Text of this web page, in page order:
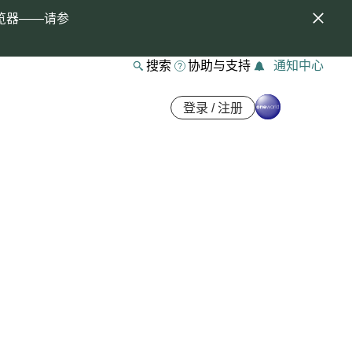
览器——请参
搜索 协助与支持 通知中心
登录 / 注册